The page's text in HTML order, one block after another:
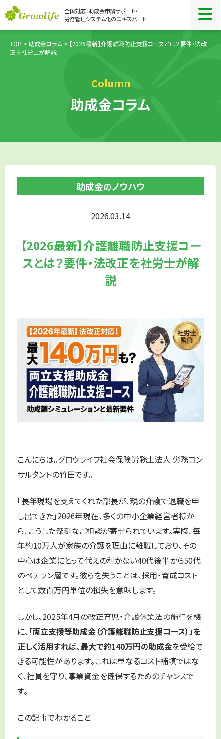
全国対応！助成金申請サポート・
労務管理システム化のエキスパート！
TOP > 助成金コラム > 【2026最新】介護離職防止支援コースとは？要件・法改
正を社労士が解説
Column
助成金コラム
助成金のノウハウ
2026.03.14
【2026最新】介護離職防止支援コー
スとは？要件・法改正を社労士が解
説
こんにちは。グロウライフ社会保険労務士法人 労務コン
サルタントの竹田です。
「長年現場を支えてくれた部長が、親の介護で退職を申
し出てきた」――2026年現在、多くの中小企業経営者様か
ら、こうした深刻なご相談が寄せられています。実際、毎
年約10万人が家族の介護を理由に離職しており、その
中心は企業にとって代えの利かない40代後半から50代
のベテラン層です。彼らを失うことは、採用・育成コスト
として数百万円単位の損失を意味します。
しかし、2025年4月の改正育児・介護休業法の施行を機
に、「両立支援等助成金（介護離職防止支援コース）」を
正しく活用すれば、最大で約140万円の助成金を受給で
きる可能性があります。これは単なるコスト補填ではな
く、社員を守り、事業資金を確保するためのチャンスで
す。
この記事でわかること